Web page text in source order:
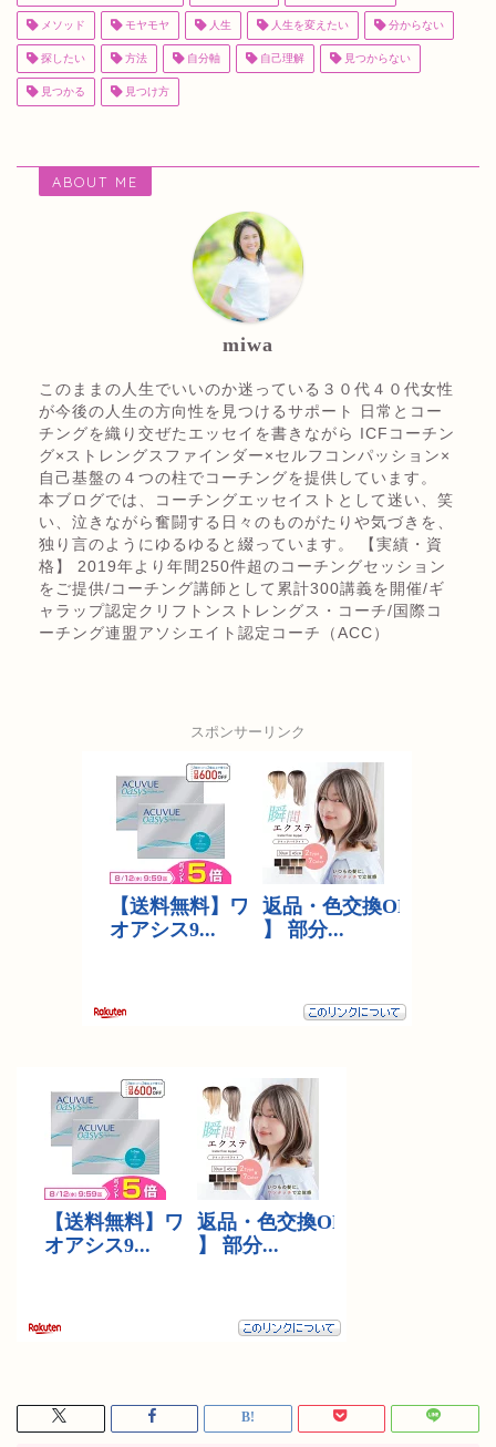
メソッド モヤモヤ 人生 人生を変えたい 分からない
探したい 方法 自分軸 自己理解 見つからない
見つかる 見つけ方
ABOUT ME
miwa
このままの人生でいいのか迷っている３０代４０代女性
が今後の人生の方向性を見つけるサポート 日常とコー
チングを織り交ぜたエッセイを書きながら ICFコーチン
グ×ストレングスファインダー×セルフコンパッション×
自己基盤の４つの柱でコーチングを提供しています。
本ブログでは、コーチングエッセイストとして迷い、笑
い、泣きながら奮闘する日々のものがたりや気づきを、
独り言のようにゆるゆると綴っています。 【実績・資
格】 2019年より年間250件超のコーチングセッション
をご提供/コーチング講師として累計300講義を開催/ギ
ャラップ認定クリフトンストレングス・コーチ/国際コ
ーチング連盟アソシエイト認定コーチ（ACC）
スポンサーリンク